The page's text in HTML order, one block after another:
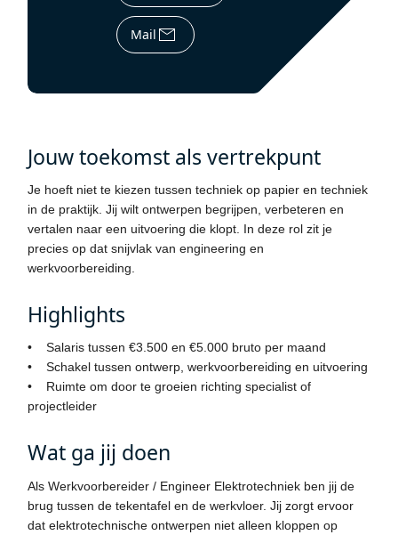
Mail
Jouw toekomst als vertrekpunt
Je hoeft niet te kiezen tussen techniek op papier en techniek
in de praktijk. Jij wilt ontwerpen begrijpen, verbeteren en
vertalen naar een uitvoering die klopt. In deze rol zit je
precies op dat snijvlak van engineering en
werkvoorbereiding.
Highlights
• Salaris tussen €3.500 en €5.000 bruto per maand
• Schakel tussen ontwerp, werkvoorbereiding en uitvoering
• Ruimte om door te groeien richting specialist of
projectleider
Wat ga jij doen
Als Werkvoorbereider / Engineer Elektrotechniek ben jij de
brug tussen de tekentafel en de werkvloer. Jij zorgt ervoor
dat elektrotechnische ontwerpen niet alleen kloppen op